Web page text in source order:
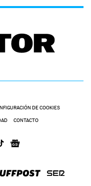
DE COOKIES
CONTACTO